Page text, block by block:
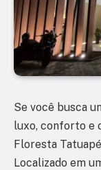
Se você busca
luxo, conforto e
Floresta
Localizado em